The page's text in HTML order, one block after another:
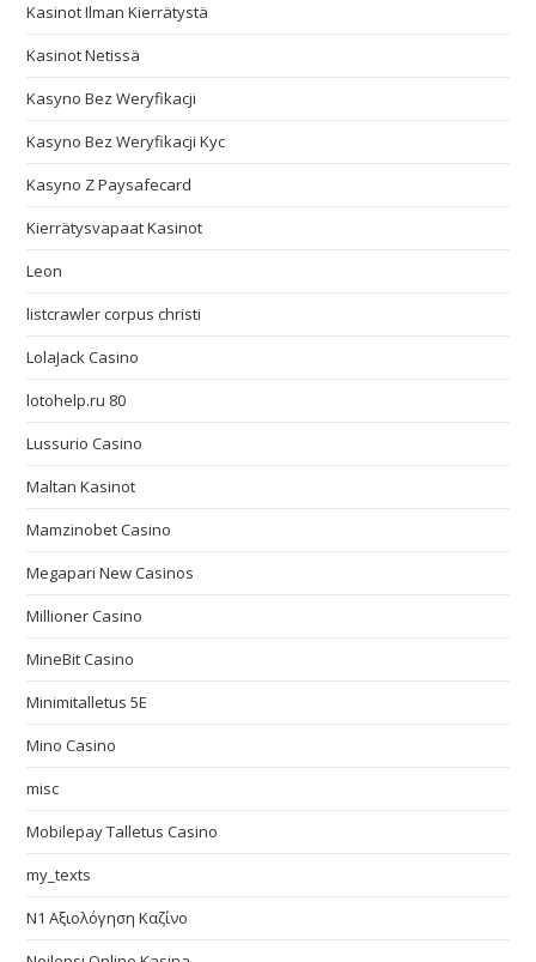
Kasinot Ilman Kierrätystä
Kasinot Netissä
Kasyno Bez Weryfikacji
Kasyno Bez Weryfikacji Kyc
Kasyno Z Paysafecard
Kierrätysvapaat Kasinot
Leon
listcrawler corpus christi
LolaJack Casino
lotohelp.ru 80
Lussurio Casino
Maltan Kasinot
Mamzinobet Casino
Megapari New Casinos
Millioner Casino
MineBit Casino
Minimitalletus 5E
Mino Casino
misc
Mobilepay Talletus Casino
my_texts
N1 Αξιολόγηση Καζίνο